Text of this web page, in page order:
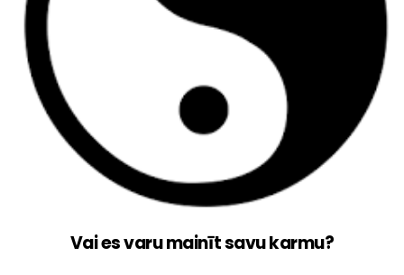
Vai es varu mainīt savu karmu?